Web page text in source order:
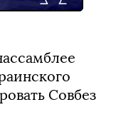
Совбез